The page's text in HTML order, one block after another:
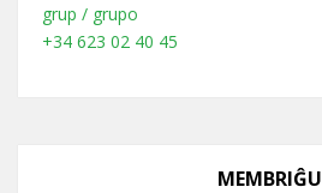
grup / grupo
+34 623 02 40 45
MEMBRIĜU